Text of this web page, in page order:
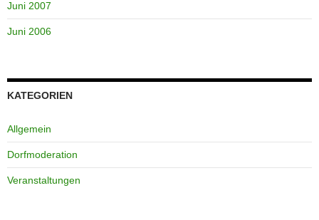
Juni 2007
Juni 2006
KATEGORIEN
Allgemein
Dorfmoderation
Veranstaltungen